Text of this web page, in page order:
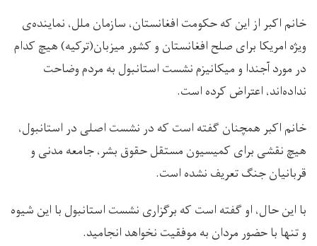
خانم اکبر از این که حکومت افغانستان، سازمان ملل، نماینده‌ی
ویژه امریکا برای صلح افغانستان و کشور میزبان(ترکیه) هیچ کدام
در مورد آجندا و میکانیزم نشست استانبول به مردم وضاحت
نداده‌اند، اعتراض کرده است.
خانم اکبر همچنان گفته است که در نشست اصلی در استانبول،
هیچ نقشی برای کمیسیون مستقل حقوق بشر، جامعه مدنی و
قربانیان جنگ تعریف نشده است.
با این حال، او گفته است که برگزاری نشست استانبول با این شیوه
و تنها با حضور مردان به موفقیت نخواهد انجامید.